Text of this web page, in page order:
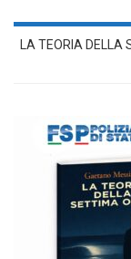
LA TEORIA